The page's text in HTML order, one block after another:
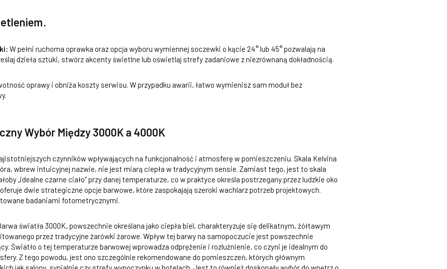
.
W pełni ruchoma oprawka oraz opcja wyboru wymiennej soczewki o kącie 24° lub 45° pozwalają na
dzieła sztuki, stwórz akcenty świetlne lub oświetlaj strefy zadaniowe z niezrównaną dokładnością.
oprawy i obniża koszty serwisu. W przypadku awarii, łatwo wymienisz sam moduł bez
Wybór Między 3000K a 4000K
czynników wpływających na funkcjonalność i atmosferę w pomieszczeniu. Skala Kelvina
wbrew intuicyjnej nazwie, nie jest miarą ciepła w tradycyjnym sensie. Zamiast tego, jest to skala
„idealne czarne ciało” przy danej temperaturze, co w praktyce określa postrzegany przez ludzkie oko
oferuje dwie strategiczne opcje barwowe, które zaspokajają szeroki wachlarz potrzeb projektowych.
badaniami fotometrycznymi.
światła 3000K, powszechnie określana jako ciepła biel, charakteryzuje się delikatnym, żółtawym
przez tradycyjne żarówki żarowe. Wpływ tej barwy na samopoczucie jest powszechnie
Światło o tej temperaturze barwowej wprowadza odprężenie i rozluźnienie, co czyni je idealnym do
Z tego powodu, jest ono szczególnie rekomendowane do pomieszczeń, których głównym